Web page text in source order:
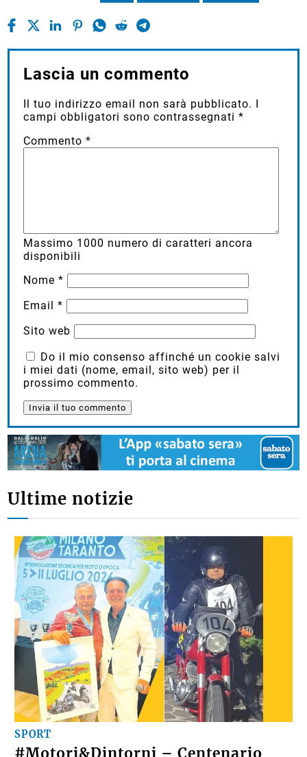
Lascia un commento
Il tuo indirizzo email non sarà pubblicato. I
campi obbligatori sono contrassegnati*
Commento*
Massimo 1000 numero di caratteri ancora
disponibili
Nome*
Email*
Sito web
Do il mio consenso affinché un cookie salvi
i miei dati (nome, email, sito web) per il
prossimo commento.
Ultime notizie
SPORT
#Motori&Dintorni – Centenario